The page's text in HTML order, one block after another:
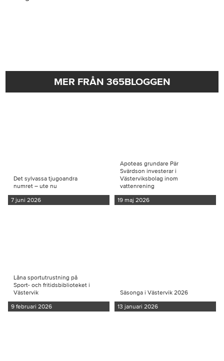
MER FRÅN 365BLOGGEN
Det sylvassa tjugoandra
numret – ute nu
7 juni 2026
Apoteas grundare Pär
Svärdson investerar i
Västerviksbolag inom
vattenrening
19 maj 2026
Låna sportutrustning på
Sport- och fritidsbiblioteket i
Västervik
9 februari 2026
Säsonga i Västervik 2026
13 januari 2026